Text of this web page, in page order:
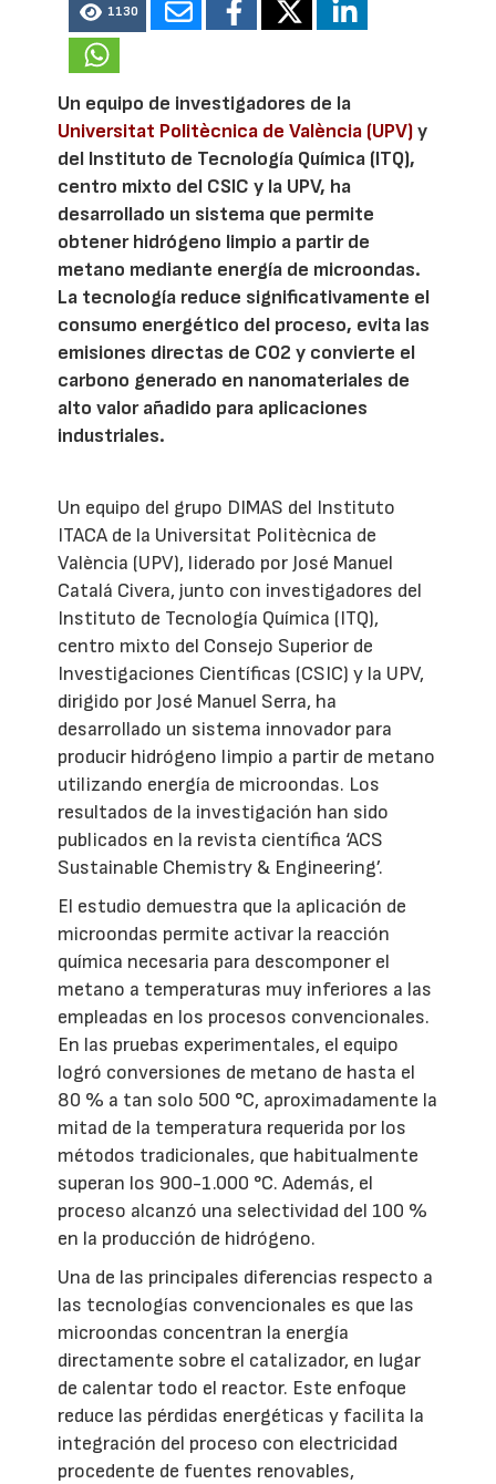
1130
Un equipo de investigadores de la
Universitat Politècnica de València (UPV)y
del Instituto de Tecnología Química (ITQ),
centro mixto del CSIC y la UPV, ha
desarrollado un sistema que permite
obtener hidrógeno limpio a partir de
metano mediante energía de microondas.
La tecnología reduce significativamente el
consumo energético del proceso, evita las
emisiones directas de CO2 y convierte el
carbono generado en nanomateriales de
alto valor añadido para aplicaciones
industriales.
Un equipo del grupo DIMAS del Instituto
ITACA de la Universitat Politècnica de
València (UPV), liderado por José Manuel
Catalá Civera, junto con investigadores del
Instituto de Tecnología Química (ITQ),
centro mixto del Consejo Superior de
Investigaciones Científicas (CSIC) y la UPV,
dirigido por José Manuel Serra, ha
desarrollado un sistema innovador para
producir hidrógeno limpio a partir de metano
utilizando energía de microondas. Los
resultados de la investigación han sido
publicados en la revista científica ‘ACS
Sustainable Chemistry & Engineering’.
El estudio demuestra que la aplicación de
microondas permite activar la reacción
química necesaria para descomponer el
metano a temperaturas muy inferiores a las
empleadas en los procesos convencionales.
En las pruebas experimentales, el equipo
logró conversiones de metano de hasta el
80 % a tan solo 500 °C, aproximadamente la
mitad de la temperatura requerida por los
métodos tradicionales, que habitualmente
superan los 900-1.000 °C. Además, el
proceso alcanzó una selectividad del 100 %
en la producción de hidrógeno.
Una de las principales diferencias respecto a
las tecnologías convencionales es que las
microondas concentran la energía
directamente sobre el catalizador, en lugar
de calentar todo el reactor. Este enfoque
reduce las pérdidas energéticas y facilita la
integración del proceso con electricidad
procedente de fuentes renovables,